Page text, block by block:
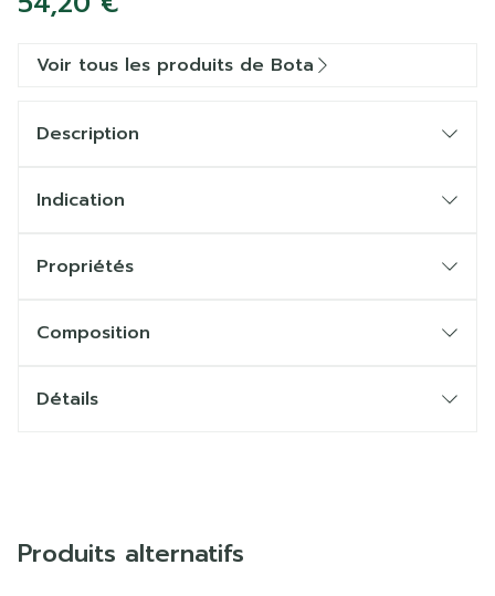
Voir tous les produits de Bota
Description
Indication
Propriétés
Composition
Détails
Produits alternatifs